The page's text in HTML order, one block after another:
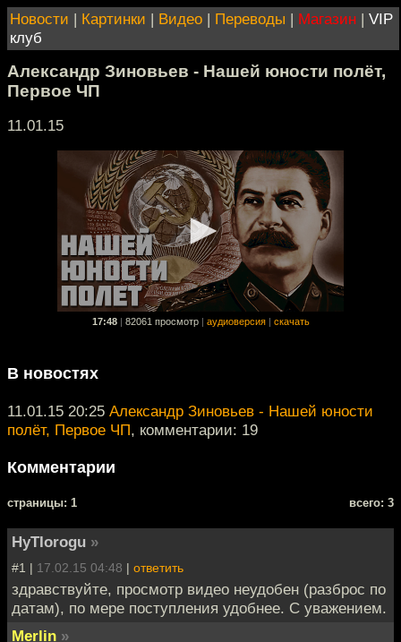
Новости | Картинки | Видео | Переводы | Магазин | VIP
клуб
Александр Зиновьев - Нашей юности полёт,
Первое ЧП
11.01.15
17:48 82061 просмотр аудиоверсия скачать
В новостях
11.01.15 20:25 Александр Зиновьев - Нашей юности
полёт, Первое ЧП, комментарии: 19
Комментарии
cтраницы: 1 всего: 3
HyTIorogu »
#1 | 17.02.15 04:48 | ответить
здравствуйте, просмотр видео неудобен (разброс по
датам), по мере поступления удобнее. С уважением.
Merlin »